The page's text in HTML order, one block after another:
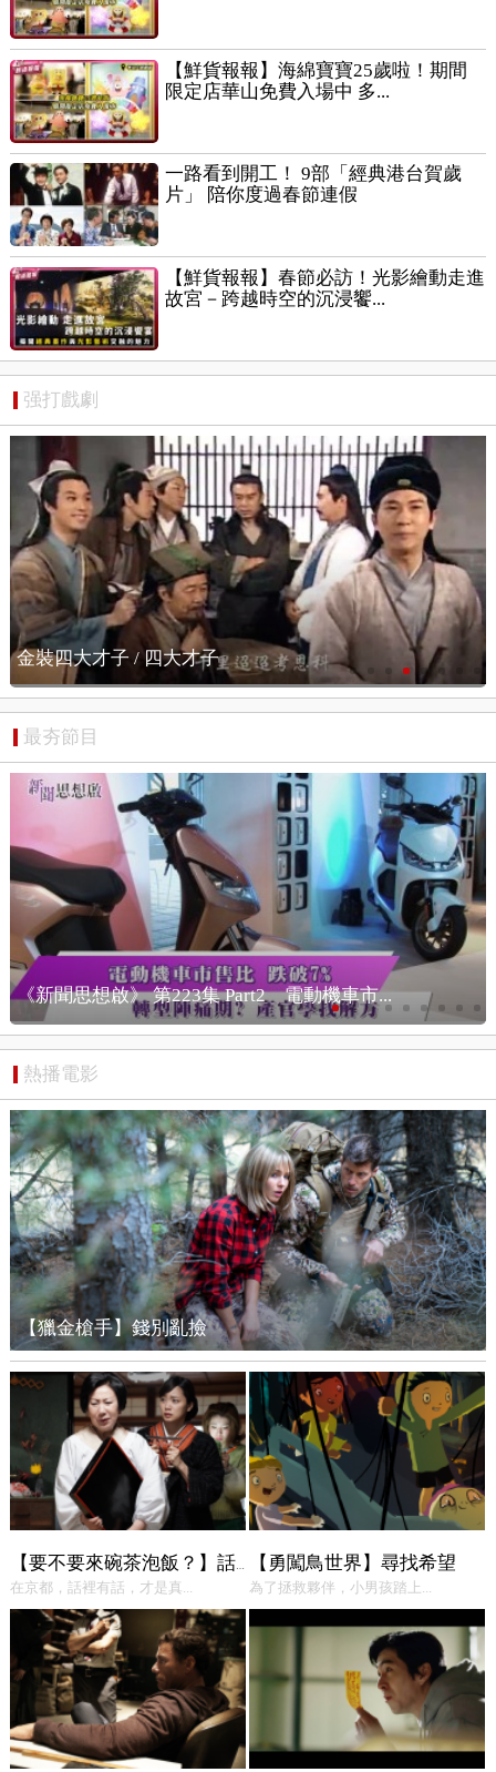
【鮮貨報報】海綿寶寶25歲啦！期間
限定店華山免費入場中 多...
一路看到開工！ 9部「經典港台賀歲
片」 陪你度過春節連假
【鮮貨報報】春節必訪！光影繪動走進
故宮－跨越時空的沉浸饗...
强打戲劇
憨夫成龍 / 卡司元華
最夯節目
《新聞思想啟》 第223集 Part3 行動電源自...
熱播電影
【獵金槍手】錢別亂撿
【要不要來碗茶泡飯？】話中有話
在京都，話裡有話，才是真...
【勇闖鳥世界】尋找希望
為了拯救夥伴，小男孩踏上...